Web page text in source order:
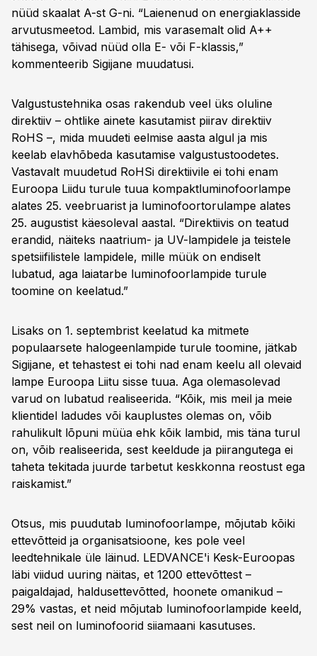
nüüd skaalat A-st G-ni. “Laienenud on energiaklasside
arvutusmeetod. Lambid, mis varasemalt olid A++
tähisega, võivad nüüd olla E- või F-klassis,”
kommenteerib Sigijane muudatusi.
Valgustustehnika osas rakendub veel üks oluline
direktiiv – ohtlike aine­te kasutamist piirav direktiiv
RoHS –, mida muudeti eelmise aasta algul ja mis
keelab elavhõbeda kasutamise valgustustoodetes.
Vastavalt muudetud RoHSi direktiivile ei tohi enam
Euroopa Liidu turule tuua kompaktluminofoorlampe
alates 25. veebruarist ja luminofoortoru­lampe alates
25. augustist käesoleval aastal. “Direktiivis on teatud
erandid, näiteks naatrium- ja UV-lampidele ja teistele
spetsiifilistele lampidele, mille müük on endiselt
lubatud, aga laiatarbe luminofoorlampide turule
toomine on keelatud.”
Lisaks on 1. septembrist keelatud ka mitmete
populaarsete halogeenlampide turule toomine, jätkab
Sigijane, et tehastest ei tohi nad enam keelu all olevaid
lampe Euroopa Liitu sisse tuua. Aga olemasolevad
varud on lubatud realiseerida. “Kõik, mis meil ja meie
klientidel ladudes või kauplustes olemas on, võib
rahulikult lõpuni müüa ehk kõik lambid, mis täna turul
on, võib realiseerida, sest keeldude ja piirangutega ei
taheta tekitada juurde tarbetut keskkonna reostust ega
raiskamist.”
Otsus, mis puudutab luminofoorlampe, mõjutab kõiki
ettevõtteid ja organisatsioone, kes pole veel
leedtehnikale üle läinud. LEDVANCE'i Kesk-Euroo­pas
läbi viidud uuring näitas, et 1200 ettevõttest –
paigaldajad, haldusette­võtted, hoonete omanikud –
29% vastas, et neid mõjutab luminofoorlampide keeld,
sest neil on luminofoorid siiamaani kasutuses.